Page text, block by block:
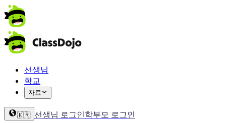
선생님
학교
자료
🇰🇷 선생님 로그인학부모 로그인